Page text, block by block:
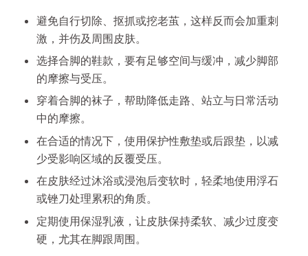
避免自行切除、抠抓或挖老茧，这样反而会加重刺
激，并伤及周围皮肤。
选择合脚的鞋款，要有足够空间与缓冲，减少脚部
的摩擦与受压。
穿着合脚的袜子，帮助降低走路、站立与日常活动
中的摩擦。
在合适的情况下，使用保护性敷垫或后跟垫，以减
少受影响区域的反覆受压。
在皮肤经过沐浴或浸泡后变软时，轻柔地使用浮石
或锉刀处理累积的角质。
定期使用保湿乳液，让皮肤保持柔软、减少过度变
硬，尤其在脚跟周围。